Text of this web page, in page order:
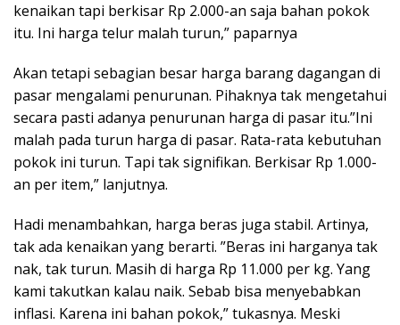
kenaikan tapi berkisar Rp 2.000-an saja bahan pokok
itu. Ini harga telur malah turun,” paparnya
Akan tetapi sebagian besar harga barang dagangan di
pasar mengalami penurunan. Pihaknya tak mengetahui
secara pasti adanya penurunan harga di pasar itu.”Ini
malah pada turun harga di pasar. Rata-rata kebutuhan
pokok ini turun. Tapi tak signifikan. Berkisar Rp 1.000-
an per item,” lanjutnya.
Hadi menambahkan, harga beras juga stabil. Artinya,
tak ada kenaikan yang berarti. ”Beras ini harganya tak
nak, tak turun. Masih di harga Rp 11.000 per kg. Yang
kami takutkan kalau naik. Sebab bisa menyebabkan
inflasi. Karena ini bahan pokok,” tukasnya. Meski